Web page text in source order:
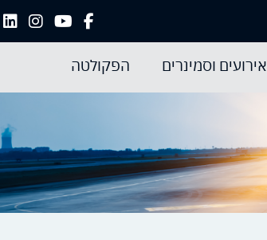
אירועים וסמינרים הפקולטה